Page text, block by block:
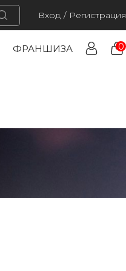
Вход / Регистрация
ФРАНШИЗА 0